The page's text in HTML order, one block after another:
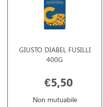
GIUSTO DIABEL FUSILLI
400G
€5,50
Non mutuabile